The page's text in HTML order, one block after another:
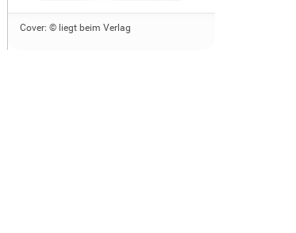
Cover: © liegt beim Verlag